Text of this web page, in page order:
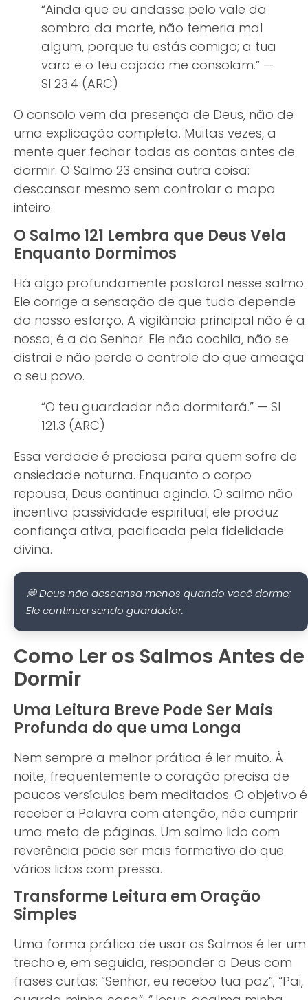
“Ainda que eu andasse pelo vale da
sombra da morte, não temeria mal
algum, porque tu estás comigo; a tua
vara e o teu cajado me consolam.” —
Sl 23.4 (ARC)
O consolo vem da presença de Deus, não de
uma explicação completa. Muitas vezes, a
mente quer fechar todas as contas antes de
dormir. O Salmo 23 ensina outra coisa:
descansar mesmo sem controlar o mapa
inteiro.
O Salmo 121 Lembra que Deus Vela
Enquanto Dormimos
Há algo profundamente pastoral nesse salmo.
Ele corrige a sensação de que tudo depende
do nosso esforço. A vigilância principal não é a
nossa; é a do Senhor. Ele não cochila, não se
distrai e não perde o controle do que ameaça
o seu povo.
“O teu guardador não dormitará.” — Sl
121.3 (ARC)
Essa verdade é preciosa para quem sofre de
ansiedade noturna. Enquanto o corpo
repousa, Deus continua agindo. O salmo não
incentiva passividade espiritual; ele produz
confiança ativa, pacificada pela fidelidade
divina.
💭 Deus não descansa menos quando você dorme;
Ele continua sendo guardador.
Como Ler os Salmos Antes de
Dormir
Uma Leitura Breve Pode Ser Mais
Profunda do que uma Longa
Nem sempre a melhor prática é ler muito. À
noite, frequentemente o coração precisa de
poucos versículos bem meditados. O objetivo é
receber a Palavra com atenção, não cumprir
uma meta de páginas. Um salmo lido com
reverência pode ser mais formativo do que
vários lidos com pressa.
Transforme Leitura em Oração
Simples
Uma forma prática de usar os Salmos é ler um
trecho e, em seguida, responder a Deus com
frases curtas: “Senhor, eu recebo tua paz”; “Pai,